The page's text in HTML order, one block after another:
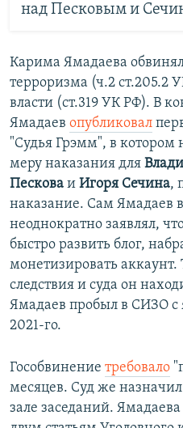
над Песковым и
Карима Ямадаева
терроризма (ч.2 ст.205.2
власти (ст.319 УК РФ). В
Ямадаев опубликовал
"Судья Грэмм", в котором
меру наказания для
Пескова и Игоря Сечина,
наказание. Сам Ямадаев
неоднократно заявлял,
быстро развить блог,
монетизировать
следствия и суда он
Ямадаев пробыл в СИЗО с
2021-го.
Гособвинение требовало
месяцев. Суд же
зале заседаний.